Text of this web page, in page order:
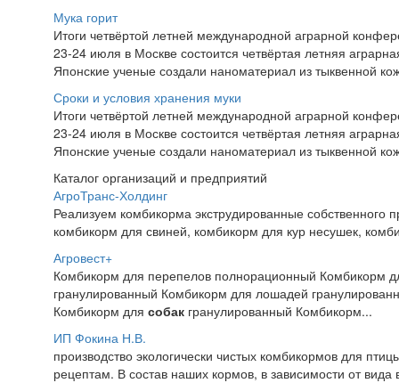
Мука горит
Итоги четвёртой летней международной аграрной
23-24 июля в Москве состоится четвёртая летняя
Японские ученые создали наноматериал из тыквенной
Сроки и условия хранения муки
Итоги четвёртой летней международной аграрной
23-24 июля в Москве состоится четвёртая летняя
Японские ученые создали наноматериал из тыквенной
Каталог организаций и предприятий
АгроТранс-Холдинг
Реализуем комбикорма экструдированные
комбикорм для свиней, комбикорм для кур несушек,
Агровест+
Комбикорм для перепелов полнорационный Комбикорм
гранулированный Комбикорм для лошадей
Комбикорм для собак гранулированный Комбикорм...
ИП Фокина Н.В.
производство экологически чистых комбикормов для
рецептам. В состав наших кормов, в зависимости от